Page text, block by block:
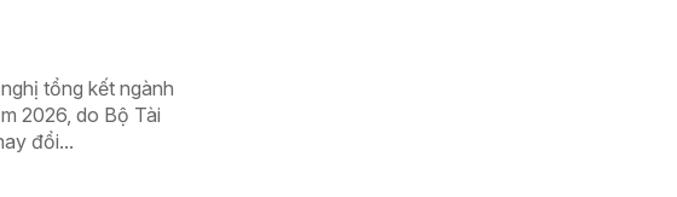
tổng kết ngành
2026, do Bộ Tài
đổi...